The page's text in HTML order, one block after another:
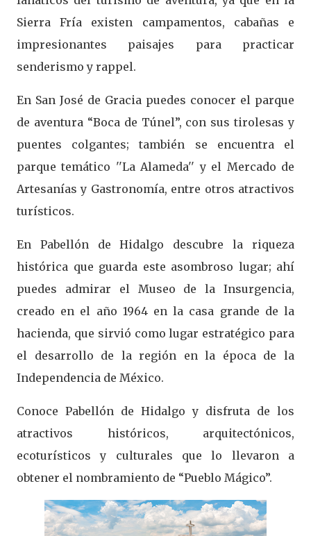
Sierra Fría existen campamentos, cabañas e
impresionantes paisajes para practicar
senderismo y rappel.
En San José de Gracia puedes conocer el parque
de aventura “Boca de Túnel”, con sus tirolesas y
puentes colgantes; también se encuentra el
parque temático ''La Alameda'' y el Mercado de
Artesanías y Gastronomía, entre otros atractivos
turísticos.
En Pabellón de Hidalgo descubre la riqueza
histórica que guarda este asombroso lugar; ahí
puedes admirar el Museo de la Insurgencia,
creado en el año 1964 en la casa grande de la
hacienda, que sirvió como lugar estratégico para
el desarrollo de la región en la época de la
Independencia de México.
Conoce Pabellón de Hidalgo y disfruta de los
atractivos históricos, arquitectónicos,
ecoturísticos y culturales que lo llevaron a
obtener el nombramiento de “Pueblo Mágico”.